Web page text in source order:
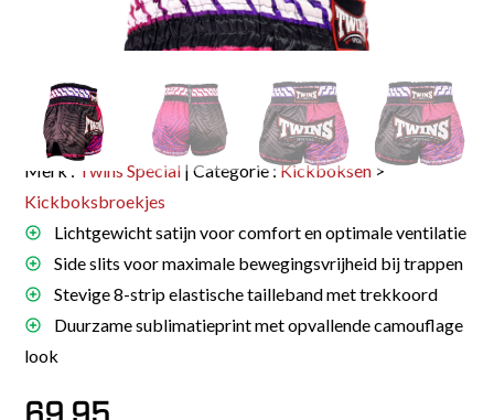
Merk : Twins Special | Categorie :Kickboksen >
Kickboksbroekjes
Lichtgewicht satijn voor comfort en optimale ventilatie
Side slits voor maximale bewegingsvrijheid bij trappen
Stevige 8-strip elastische tailleband met trekkoord
Duurzame sublimatieprint met opvallende camouflage
look